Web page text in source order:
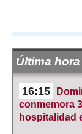
Última
16:15
conmemora
hospitalidad